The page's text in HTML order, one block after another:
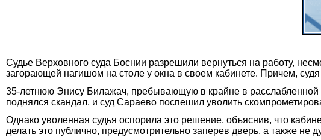
Судье Верховного суда Боснии разрешили вернуться на работу,
загорающей нагишом на столе у окна в своем кабинете. Причем,
35-летнюю Энису Билажач, пребывающую в крайне в расслабленной
поднялся скандал, и суд Сараево поспешил уволить
Однако уволенная судья оспорила это решение, объяснив, что
делать это публично, предусмотрительно заперев дверь, а также не